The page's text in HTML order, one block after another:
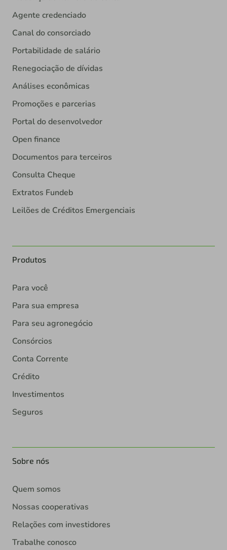
Agente credenciado
Canal do consorciado
Portabilidade de salário
Renegociação de dívidas
Análises econômicas
Promoções e parcerias
Portal do desenvolvedor
Open finance
Documentos para terceiros
Consulta Cheque
Extratos Fundeb
Leilões de Créditos Emergenciais
Produtos
Para você
Para sua empresa
Para seu agronegócio
Consórcios
Conta Corrente
Crédito
Investimentos
Seguros
Sobre nós
Quem somos
Nossas cooperativas
Relações com investidores
Trabalhe conosco